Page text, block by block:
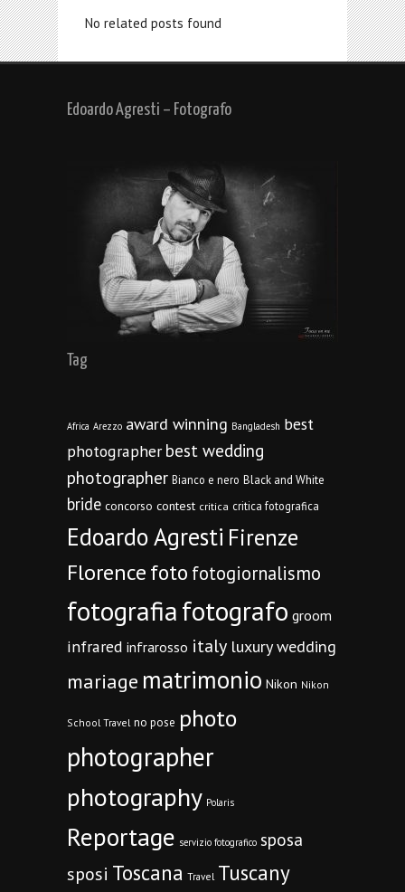
No related posts found
Edoardo Agresti – Fotografo
Tag
Africa Arezzo award winning Bangladesh best
photographer best wedding
photographer Bianco e nero Black and White
bride concorso contest critica critica fotografica
Edoardo Agresti Firenze
Florencefoto fotogiornalismo
fotografiafotografo groom
infrared infrarosso italy luxury wedding
mariage matrimonio Nikon Nikon
School Travel no pose photo
photographer
photography Polaris
Reportage servizio fotografico sposa
sposi Toscana Travel Tuscany